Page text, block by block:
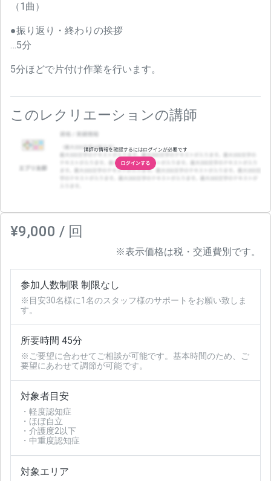
（1曲）
●振り返り・終わりの挨拶
…5分
5分ほどで片付け作業を行います。
このレクリエーションの講師
¥9,000 / 回
※表示価格は税・交通費別です。
参加人数制限 制限なし
※目安30名様に1名のスタッフ様のサポートをお願い致しま
す。
所要時間 45分
※ご要望に合わせてご相談が可能です。基本時間のため、ご
要望にあわせて調節が可能です。
対象者目安
・軽度認知症
・ほぼ自立
・介護度2以下
・中重度認知症
対象エリア